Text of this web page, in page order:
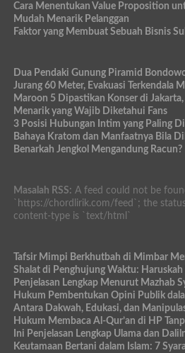
Cara Menentukan Value Proposition
Mudah Menarik Pelanggan
Faktor yang Membuat Sebuah Bisnis
Dua Pendaki Gunung Piramid
Jurang 60 Meter, Evakuasi Terkendala
Maroon 5 Dipastikan Konser di
Menarik yang Wajib Diketahui Fans
3 Posisi Hubungan Intim yang Paling
Bahaya Kratom dan Manfaatnya Bila
Benarkah Jengkol Mengandung Racun?
Masalah RSS: A feed could not be
`https://chordlirik.com/feed`; the
content-type is `text/html`
Tafsir Mimpi Berkhutbah di Mimbar
Shalat di Penghujung Waktu: Haruskah
Penjelasan Lengkap Menurut Mazhab
Hukum Pembentukan Opini Publik
Antara Dakwah, Edukasi, dan
Hukum Membaca Al-Qur’an di HP
Ini Penjelasan Lengkap Ulama dan
Keutamaan Bertani dalam Islam: 7